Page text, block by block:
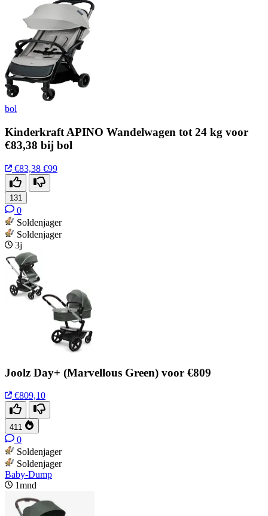
bol
Kinderkraft APINO Wandelwagen tot 24 kg voor
€83,38 bij bol
€83,38 €99
131
0
Soldenjager
Soldenjager
3j
Joolz Day+ (Marvellous Green) voor €809
€809,10
411
0
Soldenjager
Soldenjager
Baby-Dump
1mnd